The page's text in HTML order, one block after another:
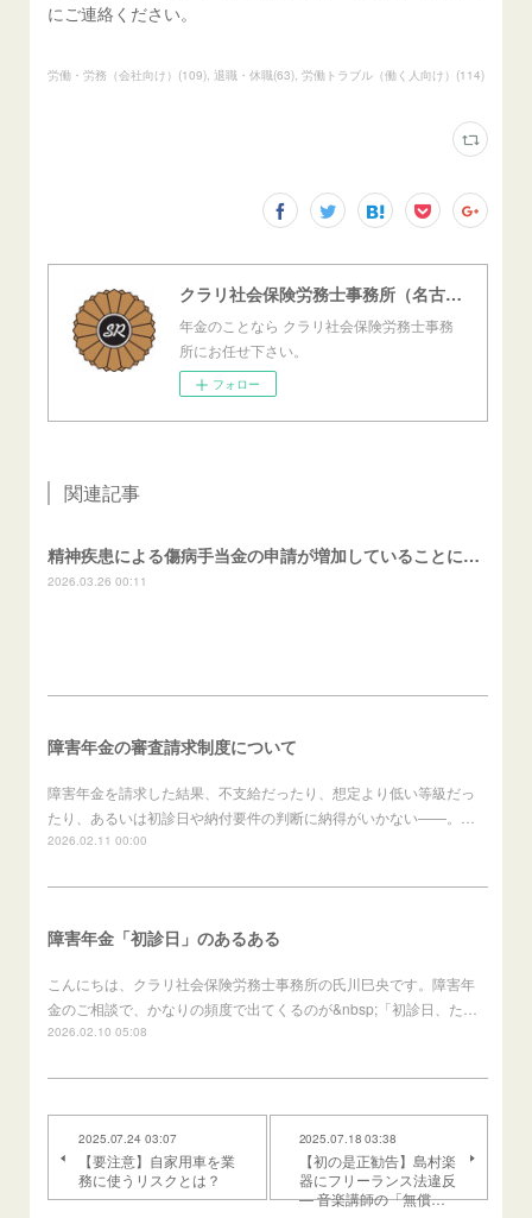
にご連絡ください。
労働・労務（会社向け） (109) 退職・休職(63) 労働トラブル（働く人向け） (114)
クラリ社会保険労務士事務所（名古屋西障害年金センター）
年金のことなら クラリ社会保険労務士事務
所にお任せ下さい。
フォロー
関連記事
精神疾患による傷病手当金の申請が増加していることについて
2026.03.26 00:11
障害年金の審査請求制度について
障害年金を請求した結果、不支給だったり、想定より低い等級だっ
たり、あるいは初診日や納付要件の判断に納得がいかない——。…
2026.02.11 00:00
障害年金「初診日」のあるある
こんにちは、クラリ社会保険労務士事務所の氏川巳央です。障害年
金のご相談で、かなりの頻度で出てくるのが&nbsp;「初診日、た…
2026.02.10 05:08
2025.07.24 03:07
【要注意】自家用車を業
務に使うリスクとは？
2025.07.18 03:38
【初の是正勧告】島村楽
器にフリーランス法違反
― 音楽講師の「無償…